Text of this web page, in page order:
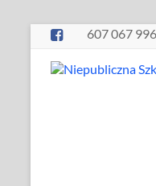
Skip
content
607 067